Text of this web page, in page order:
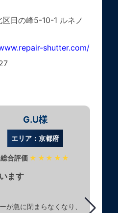
日の峰5-10-1 ルネノ
shutter.com/
G.U様
エリア：京都府
総合評価 ★★★★★
ます
が急に閉まらなくなり、